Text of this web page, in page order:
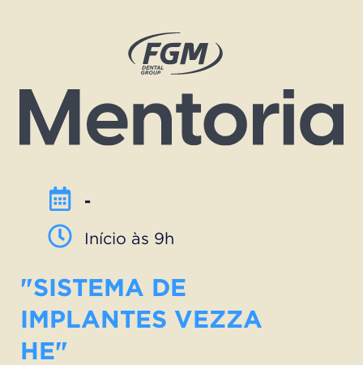
-
Início às 9h
"SISTEMA DE
IMPLANTES VEZZA
HE"